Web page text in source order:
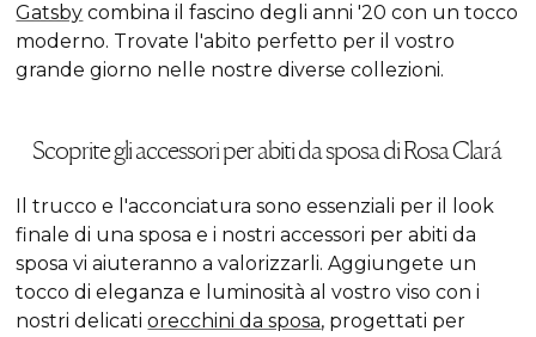
Gatsby combina il fascino degli anni '20 con un tocco
moderno. Trovate l'abito perfetto per il vostro
grande giorno nelle nostre diverse collezioni.
Scoprite gli accessori per abiti da sposa di Rosa Clará
Il trucco e l'acconciatura sono essenziali per il look
finale di una sposa e i nostri accessori per abiti da
sposa vi aiuteranno a valorizzarli. Aggiungete un
tocco di eleganza e luminosità al vostro viso con i
nostri delicatiorecchini da sposa, progettati per